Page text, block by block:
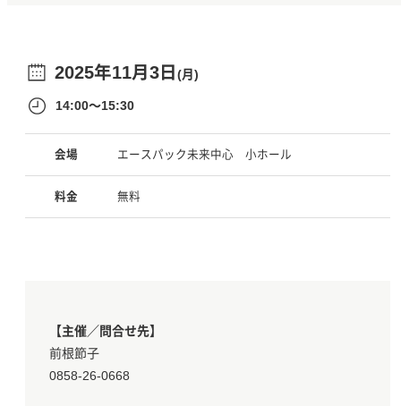
2025年11月3日(月)
14:00～15:30
会場 エースパック未来中心 小ホール
料金 無料
【主催／問合せ先】
前根節子
0858-26-0668